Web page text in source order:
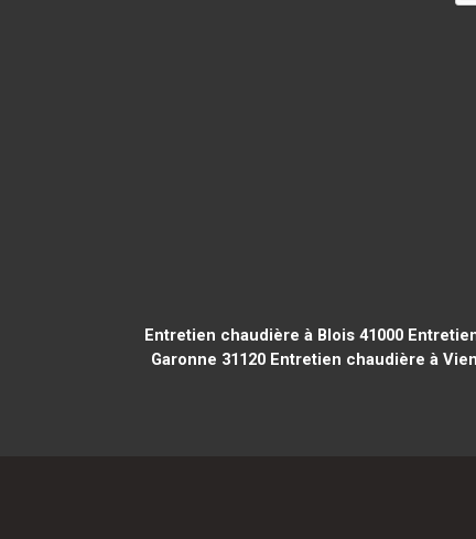
Entretien chaudière à Blois 41000
Garonne 31120Entretien chaudière à